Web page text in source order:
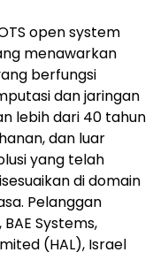
open system
menawarkan
berfungsi
dan jaringan
lebih dari 40 tahun
dan luar
yang telah
di domain
Pelanggan
Systems,
(HAL), Israel